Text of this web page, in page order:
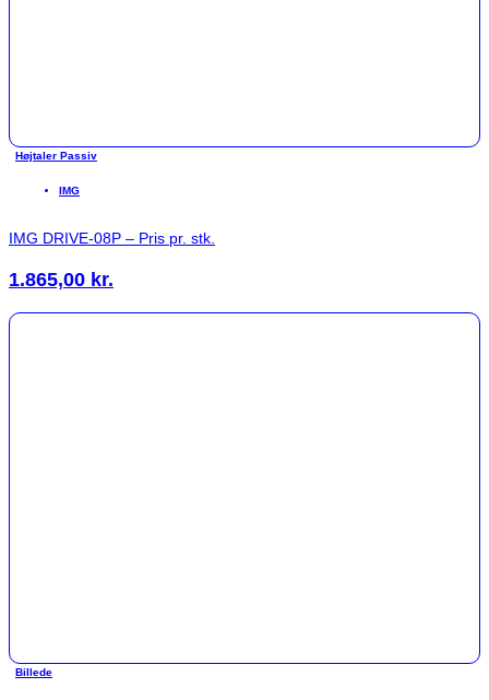
Højtaler Passiv
IMG
IMG DRIVE-08P – Pris pr. stk.
1.865,00 kr.
Billede